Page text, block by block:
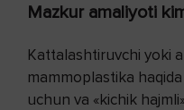
Mazkur amaliyoti
Kattalashtiruvchi yoki
mammoplastika
uchun va «kichik